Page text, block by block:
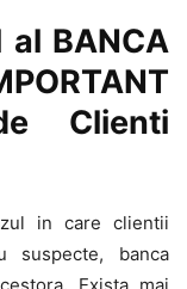
BANCA
Clienti
in care clientii
suspecte, banca